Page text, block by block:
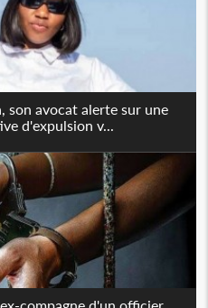
son avocat alerte sur une
d'expulsion v...